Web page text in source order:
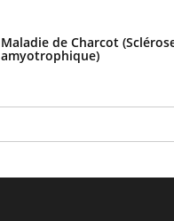
Maladie de Charcot
amyotrophique)